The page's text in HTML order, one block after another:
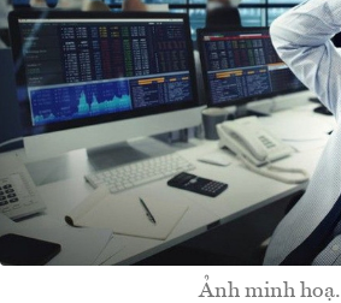
Ảnh minh hoạ.